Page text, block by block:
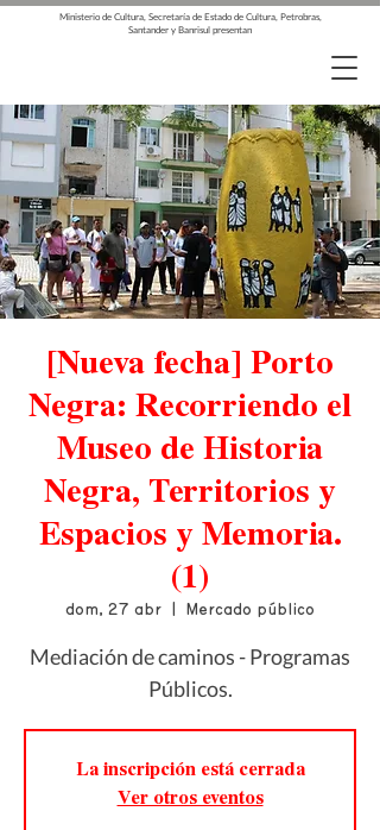
Ministerio de Cultura, Secretaría de Estado de Cultura, Petrobras,
Santander y Banrisul presentan
[Nueva fecha] Porto
Negra: Recorriendo el
Museo de Historia
Negra, Territorios y
Espacios y Memoria.
(1)
dom, 27 abr Mercado público
Mediación de caminos - Programas
Públicos.
La inscripción está cerrada
Ver otros eventos